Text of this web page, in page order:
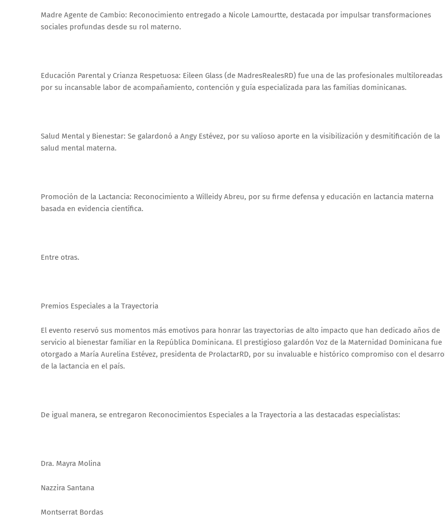
Madre Agente de Cambio: Reconocimiento entregado a Nicole Lamourtte, destacada por impulsar transformaciones
sociales profundas desde su rol materno.
Educación Parental y Crianza Respetuosa: Eileen Glass (de MadresRealesRD) fue una de las profesionales multiloreadas
por su incansable labor de acompañamiento, contención y guía especializada para las familias dominicanas.
Salud Mental y Bienestar: Se galardonó a Angy Estévez, por su valioso aporte en la visibilización y desmitificación de la
salud mental materna.
Promoción de la Lactancia: Reconocimiento a Willeidy Abreu, por su firme defensa y educación en lactancia materna
basada en evidencia científica.
Entre otras.
Premios Especiales a la Trayectoria
El evento reservó sus momentos más emotivos para honrar las trayectorias de alto impacto que han dedicado años de
servicio al bienestar familiar en la República Dominicana. El prestigioso galardón Voz de la Maternidad Dominicana fue
otorgado a María Aurelina Estévez, presidenta de ProlactarRD, por su invaluable e histórico compromiso con el
de la lactancia en el país.
De igual manera, se entregaron Reconocimientos Especiales a la Trayectoria a las destacadas especialistas:
Dra. Mayra Molina
Nazzira Santana
Montserrat Bordas